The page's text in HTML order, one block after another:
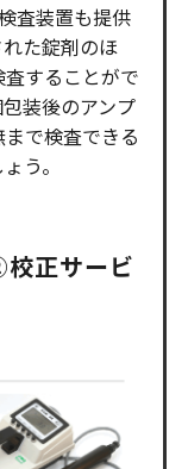
査装置も提供
た錠剤のほ
することがで
装後のアンプ
で検査できる
う。
正サービ